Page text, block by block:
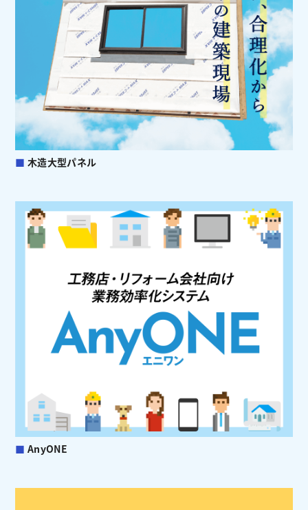
■ 木造大型パネル
■ AnyONE